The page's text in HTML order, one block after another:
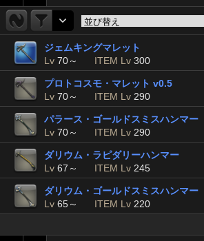
ジェムキングマレット
Lv 70～ ITEM Lv 300
プロトコスモ・マレット v0.5
Lv 70～ ITEM Lv 290
パラース・ゴールドスミスハンマー
Lv 70～ ITEM Lv 290
ダリウム・ラピダリーハンマー
Lv 67～ ITEM Lv 245
ダリウム・ゴールドスミスハンマー
Lv 65～ ITEM Lv 220